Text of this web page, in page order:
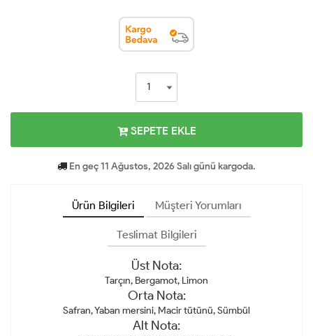
SEPETE EKLE
En geç 11 Ağustos, 2026 Salı günü kargoda.
Ürün Bilgileri Müşteri Yorumları
Teslimat Bilgileri
Üst Nota:
Tarçın, Bergamot, Limon
Orta Nota:
Safran, Yaban mersini, Macir tütünü, Sümbül
Alt Nota: